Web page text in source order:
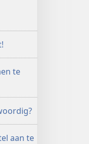
te
aan te